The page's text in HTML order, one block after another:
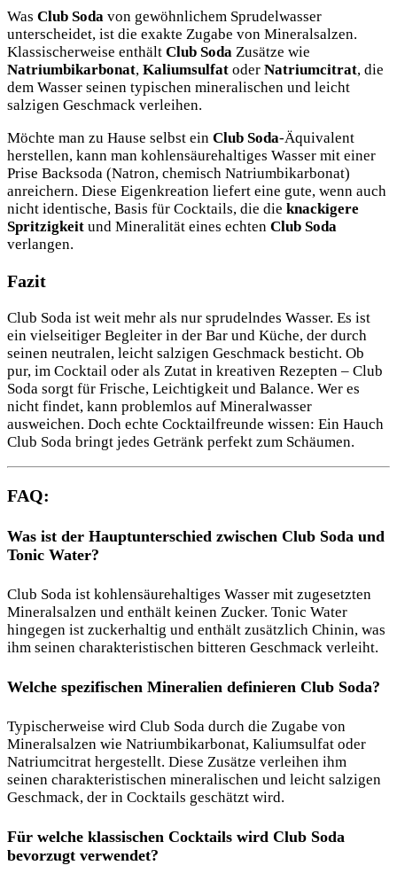
Was Club Soda von gewöhnlichem Sprudelwasser
unterscheidet, ist die exakte Zugabe von Mineralsalzen.
Klassischerweise enthält Club Soda Zusätze wie
Natriumbikarbonat, Kaliumsulfat oder Natriumcitrat, die
dem Wasser seinen typischen mineralischen und leicht
salzigen Geschmack verleihen.
Möchte man zu Hause selbst ein Club Soda-Äquivalent
herstellen, kann man kohlensäurehaltiges Wasser mit einer
Prise Backsoda (Natron, chemisch Natriumbikarbonat)
anreichern. Diese Eigenkreation liefert eine gute, wenn auch
nicht identische, Basis für Cocktails, die die knackigere
Spritzigkeit und Mineralität eines echten Club Soda
verlangen.
Fazit
Club Soda ist weit mehr als nur sprudelndes Wasser. Es ist
ein vielseitiger Begleiter in der Bar und Küche, der durch
seinen neutralen, leicht salzigen Geschmack besticht. Ob
pur, im Cocktail oder als Zutat in kreativen Rezepten – Club
Soda sorgt für Frische, Leichtigkeit und Balance. Wer es
nicht findet, kann problemlos auf Mineralwasser
ausweichen. Doch echte Cocktailfreunde wissen: Ein Hauch
Club Soda bringt jedes Getränk perfekt zum Schäumen.
FAQ:
Was ist der Hauptunterschied zwischen Club Soda und
Tonic Water?
Club Soda ist kohlensäurehaltiges Wasser mit zugesetzten
Mineralsalzen und enthält keinen Zucker. Tonic Water
hingegen ist zuckerhaltig und enthält zusätzlich Chinin, was
ihm seinen charakteristischen bitteren Geschmack verleiht.
Welche spezifischen Mineralien definieren Club Soda?
Typischerweise wird Club Soda durch die Zugabe von
Mineralsalzen wie Natriumbikarbonat, Kaliumsulfat oder
Natriumcitrat hergestellt. Diese Zusätze verleihen ihm
seinen charakteristischen mineralischen und leicht salzigen
Geschmack, der in Cocktails geschätzt wird.
Für welche klassischen Cocktails wird Club Soda
bevorzugt verwendet?